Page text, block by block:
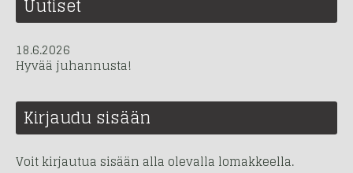
Uutiset
18.6.2026
Hyvää juhannusta!
Kirjaudu sisään
Voit kirjautua sisään alla olevalla lomakkeella.